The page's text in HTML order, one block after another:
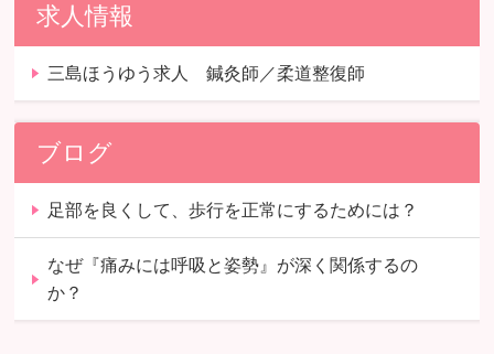
求人情報
三島ほうゆう求人 鍼灸師／柔道整復師
ブログ
足部を良くして、歩行を正常にするためには？
なぜ『痛みには呼吸と姿勢』が深く関係するの
か？